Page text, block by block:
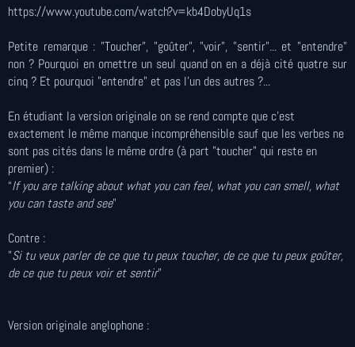
https://www.youtube.com/watch?v=kb4DobyUq1s
Petite remarque : "Toucher", "goûter", "voir", "sentir"... et "entendre"
non ? Pourquoi en omettre un seul quand on en a déjà cité quatre sur
cinq ? Et pourquoi "entendre" et pas l'un des autres ?...
En étudiant la version originale on se rend compte que c'est
exactement le même manque incompréhensible sauf que les verbes ne
sont pas cités dans le même ordre (à part "toucher" qui reste en
premier) :
“If you are talking about what you can feel, what you can smell, what
you can taste and see”
Contre :
"Si tu veux parler de ce que tu peux toucher, de ce que tu peux goûter,
de ce que tu peux voir et sentir"
Version originale anglophone :